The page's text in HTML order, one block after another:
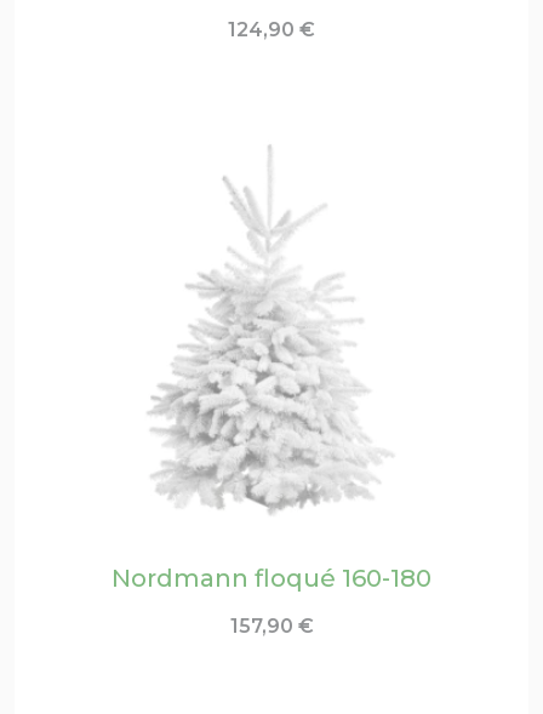
124,90 €
Nordmann floqué 160-180
157,90 €